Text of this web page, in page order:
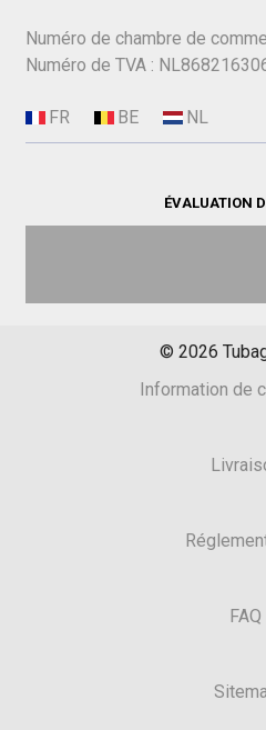
Numéro de chambre de
Numéro de TVA :
ÉVALUATION
© 2026
Information de
FAQ